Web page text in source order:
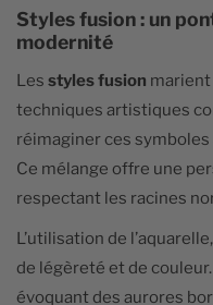
Styles fusion : un
modernité
Les styles fusion marient
techniques artistiques
réimaginer ces
Ce mélange offre une
respectant les racines
L’utilisation de
de légèreté et de
évoquant des aurores